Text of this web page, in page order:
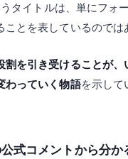
うタイトルは、単にフォ
とを表しているのでは
割を引き受けることが、
わっていく物語を示して
式コメントから分か